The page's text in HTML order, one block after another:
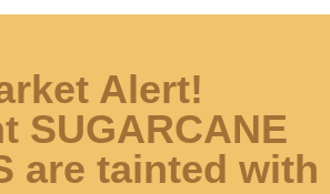
Alert!
SUGARCANE
are tainted with